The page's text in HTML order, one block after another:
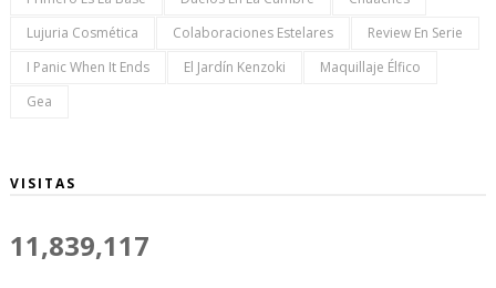
Lujuria Cosmética
Colaboraciones Estelares
Review En Serie
I Panic When It Ends
El Jardín Kenzoki
Maquillaje Élfico
Gea
VISITAS
11,839,117